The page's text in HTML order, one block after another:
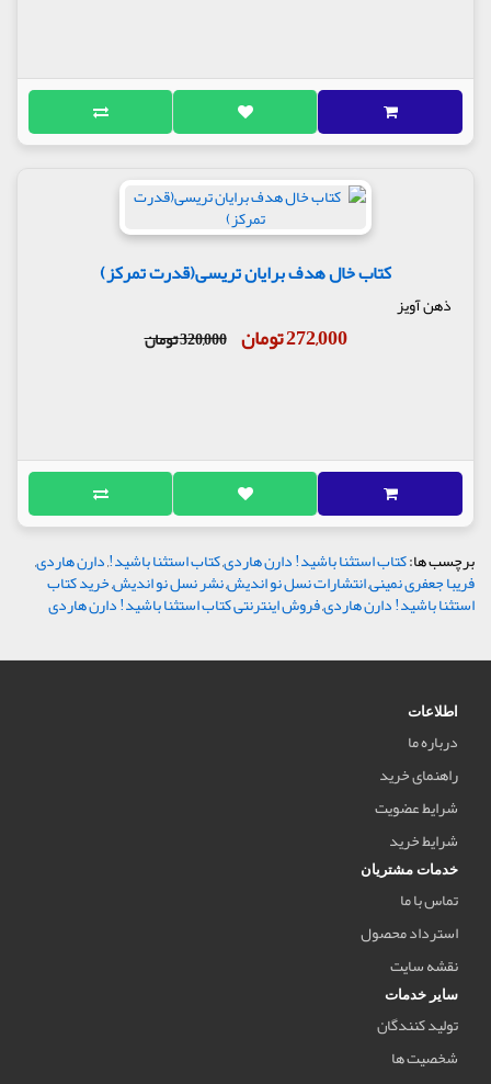
کتاب خال هدف برایان تریسی(قدرت تمرکز)
ذهن آویز
272,000 تومان 320,000 تومان
برچسب ها:کتاب استثنا باشید! دارن هاردی,کتاب استثنا باشید!,دارن هاردی,
فریبا جعفری نمینی,انتشارات نسل نو اندیش,نشر نسل نو اندیش,خرید کتاب
استثنا باشید! دارن هاردی,فروش اینترنتی کتاب استثنا باشید! دارن هاردی
اطلاعات
درباره ما
راهنمای خرید
شرایط عضویت
شرایط خرید
خدمات مشتریان
تماس با ما
استرداد محصول
نقشه سایت
سایر خدمات
تولید کنندگان
شخصیت ها